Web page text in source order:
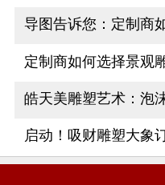
导图告诉您：定制商
定制商如何选择景观
皓天美雕塑艺术：泡
启动！吸财雕塑大象